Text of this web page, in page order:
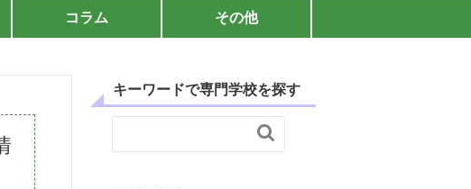
コラム その他
キーワードで専門学校を探す
